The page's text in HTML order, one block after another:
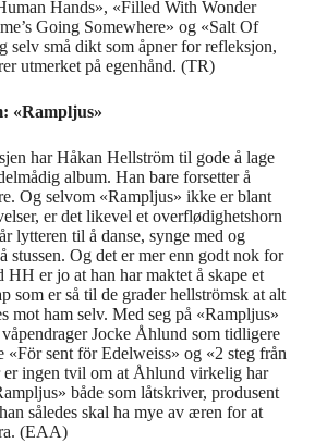
Hands», «Filled With Wonder
Going Somewhere» og «Salt Of
selv små dikt som åpner for refleksjon,
utmerket på egenhånd. (TR)
«Rampljus»
har Håkan Hellström til gode å lage
album. Han bare forsetter å
Og selvom «Rampljus» ikke er blant
er det likevel et overflødighetshorn
lytteren til å danse, synge med og
stussen. Og det er mer enn godt nok for
HH er jo at han har maktet å skape et
som er så til de grader hellströmsk at alt
mot ham selv. Med seg på «Rampljus»
Jocke Åhlund som tidligere
«För sent för Edelweiss» og «2 steg från
er ingen tvil om at Åhlund virkelig har
både som låtskriver, produsent
således skal ha mye av æren for at
(EAA)